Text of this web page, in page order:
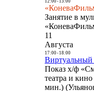
Занятие в
11
Августа
17:00- 18:00
Виртуальный
Показ х/ф
театра и
мин.)